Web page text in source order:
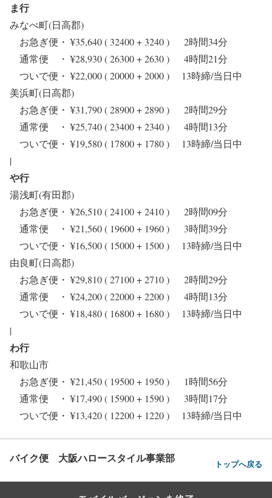
ま行
みなべ町(日高郡)
お急ぎ便・ ¥35,640 ( 32400 + 3240 ) 2時間34分
通常便 ・ ¥28,930 ( 26300 + 2630 ) 4時間21分
ついで便・ ¥22,000 ( 20000 + 2000 ) 13時締/当日中
美浜町(日高郡)
お急ぎ便・ ¥31,790 ( 28900 + 2890 ) 2時間29分
通常便 ・ ¥25,740 ( 23400 + 2340 ) 4時間13分
ついで便・ ¥19,580 ( 17800 + 1780 ) 13時締/当日中
|
や行
湯浅町(有田郡)
お急ぎ便・ ¥26,510 ( 24100 + 2410 ) 2時間09分
通常便 ・ ¥21,560 ( 19600 + 1960 ) 3時間39分
ついで便・ ¥16,500 ( 15000 + 1500 ) 13時締/当日中
由良町(日高郡)
お急ぎ便・ ¥29,810 ( 27100 + 2710 ) 2時間29分
通常便 ・ ¥24,200 ( 22000 + 2200 ) 4時間13分
ついで便・ ¥18,480 ( 16800 + 1680 ) 13時締/当日中
|
わ行
和歌山市
お急ぎ便・ ¥21,450 ( 19500 + 1950 ) 1時間56分
通常便 ・ ¥17,490 ( 15900 + 1590 ) 3時間17分
ついで便・ ¥13,420 ( 12200 + 1220 ) 13時締/当日中
バイク便 大阪ハロースタイル事業部 トップへ戻る